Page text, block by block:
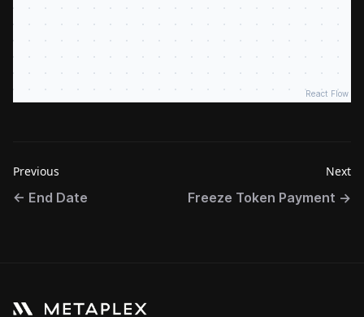
React Flow
Previous
← End Date
Next
Freeze Token Payment →